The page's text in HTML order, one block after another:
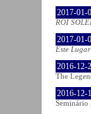
2017-01-
ROI
2017-01-
Este
2016-12-
The
2016-12-
Seminário